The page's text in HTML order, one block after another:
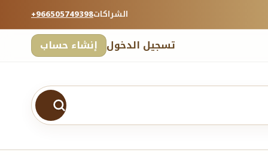
+966505749398الشراكات
تسجيل الدخول إنشاء حساب